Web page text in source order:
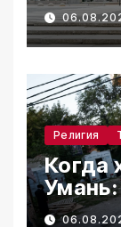
Религия
Когда